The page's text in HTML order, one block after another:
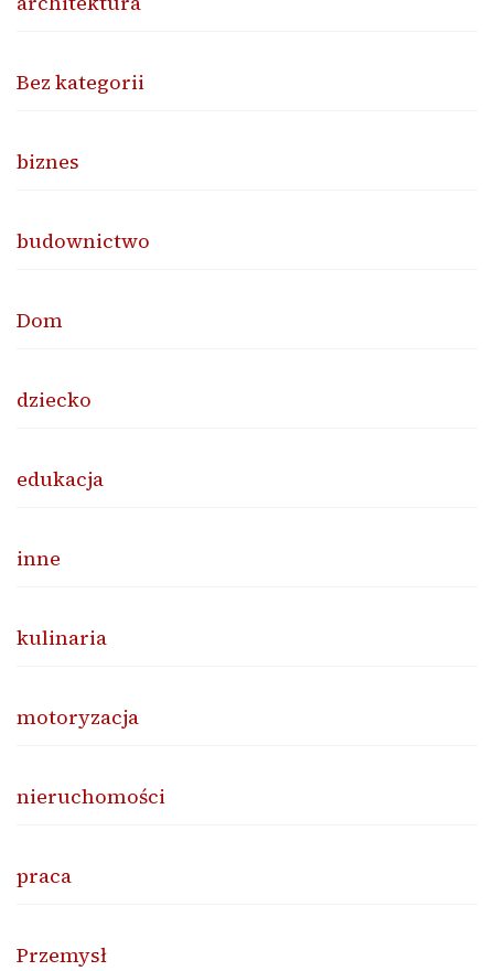
Bez kategorii
biznes
budownictwo
Dom
dziecko
edukacja
inne
kulinaria
motoryzacja
nieruchomości
praca
Przemysł